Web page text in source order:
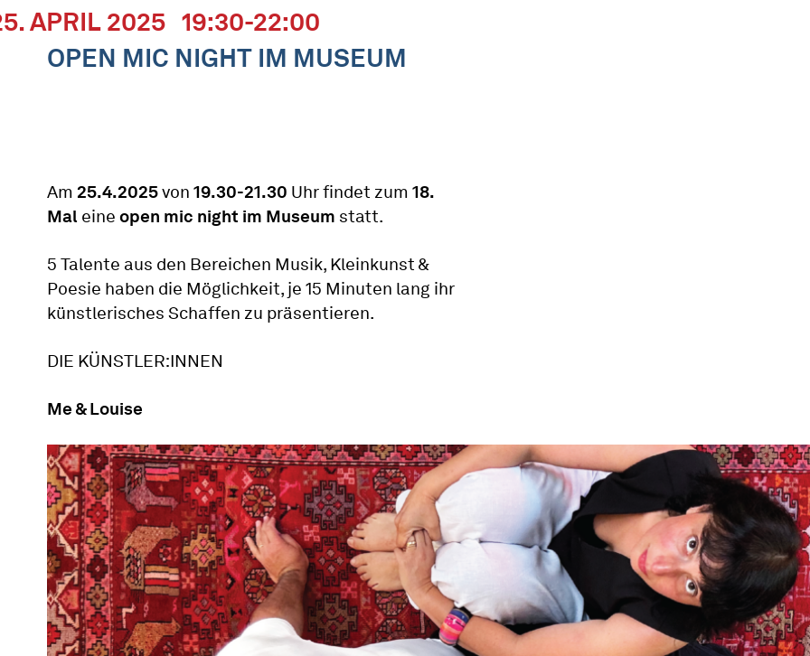
APRIL 2025 19:30-22:00
OPEN MIC NIGHT IM MUSEUM
Am 25.4.2025von 19.30-21.30 Uhr findet zum 18.
Mal eine open mic night im Museum statt.
5 Talente aus den Bereichen Musik, Kleinkunst &
Poesie haben die Möglichkeit, je 15 Minuten lang ihr
künstlerisches Schaffen zu präsentieren.
DIE KÜNSTLER:INNEN
Me & Louise